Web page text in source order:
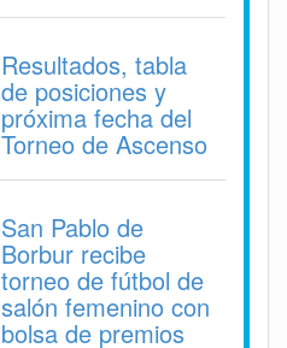
Resultados, tabla
de posiciones y
próxima fecha del
Torneo de Ascenso
San Pablo de
Borbur recibe
torneo de fútbol de
salón femenino con
bolsa de premios